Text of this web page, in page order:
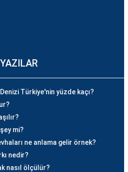
Türkiye'nin yüzde kaçı?
mi?
ne anlama gelir örnek?
nedir?
nasıl ölçülür?